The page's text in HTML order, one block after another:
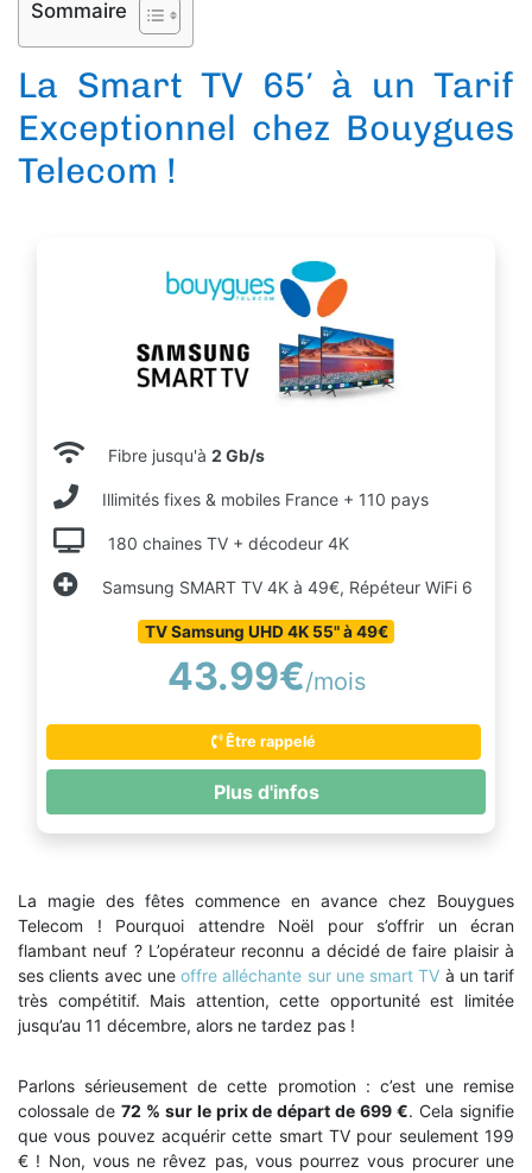
Sommaire
La Smart TV 65′ à un Tarif
Exceptionnel chez Bouygues
Telecom !
Fibre jusqu'à 2 Gb/s
Illimités fixes & mobiles France + 110 pays
180 chaines TV + décodeur 4K
Samsung SMART TV 4K à 49€, Répéteur WiFi 6
TV Samsung UHD 4K 55" à 49€
43.99€/mois
Être rappelé
Plus d'infos
La magie des fêtes commence en avance chez Bouygues
Telecom ! Pourquoi attendre Noël pour s’offrir un écran
flambant neuf ? L’opérateur reconnu a décidé de faire plaisir à
ses clients avec une offre alléchante sur une smart TV à un tarif
très compétitif. Mais attention, cette opportunité est limitée
jusqu’au 11 décembre, alors ne tardez pas !
Parlons sérieusement de cette promotion : c’est une remise
colossale de 72 % sur le prix de départ de 699 €. Cela signifie
que vous pouvez acquérir cette smart TV pour seulement 199
€ ! Non, vous ne rêvez pas, vous pourrez vous procurer une